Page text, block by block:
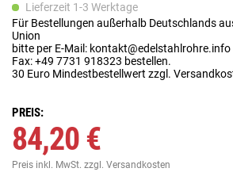
Lieferzeit 1-3 Werktage
Für Bestellungen außerhalb Deutschlands
Union
bitte per E-Mail: kontakt@edelstahlrohre.info
Fax: +49 7731 918323 bestellen.
30 Euro Mindestbestellwert zzgl.
PREIS:
84,20 €
Preis inkl. MwSt. zzgl. Versandkosten